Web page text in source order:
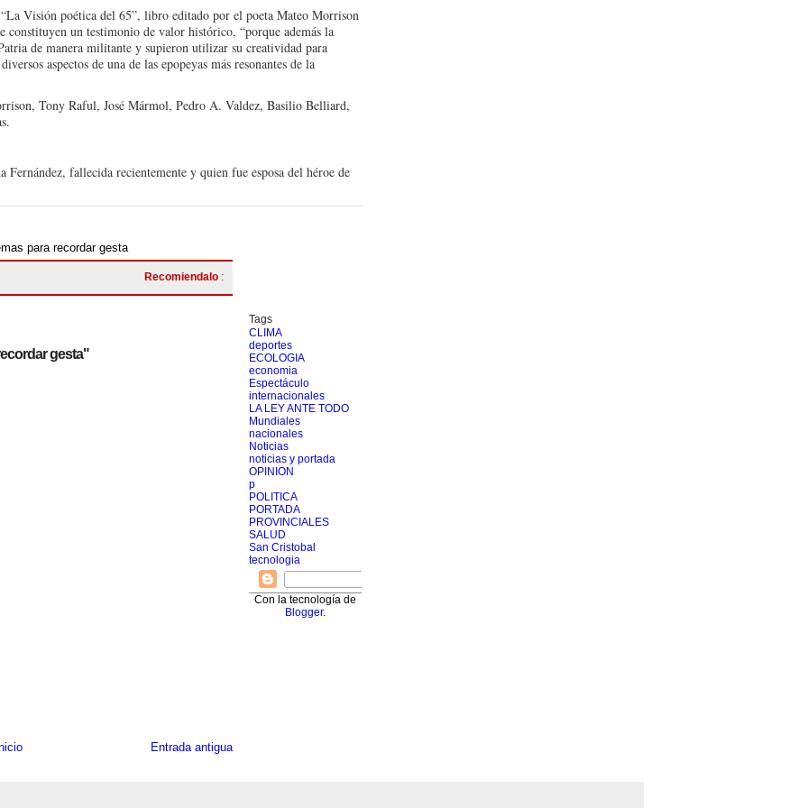
Vi­sión poética del 65”, libro editado por el poeta Mateo Morrison
un testimo­nio de valor histórico, “por­que además la
de manera mi­litante y supieron utilizar su creatividad para
aspectos de una de las epopeyas más resonantes de la
Tony Raful, José Mármol, Pedro A. Valdez, Basilio Belliard,
Fernán­dez, fallecida reciente­mente y quien fue espo­sa del héroe de
para recordar gesta
Recomiendalo :
gesta"
Entrada antigua
Tags
CLIMA
deportes
ECOLOGIA
economia
Espectáculo
internacionales
LA LEY ANTE TODO
Mundiales
nacionales
Noticias
noticias y portada
OPINION
p
POLITICA
PORTADA
PROVINCIALES
SALUD
San Cristobal
tecnologia
Con la tecnología de
Blogger.